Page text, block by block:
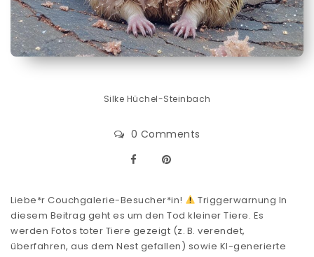
Silke Hüchel-Steinbach
0 Comments
Liebe*r Couchgalerie-Besucher*in!
Triggerwarnung In
diesem Beitrag geht es um den Tod kleiner Tiere. Es
werden Fotos toter Tiere gezeigt (z. B. verendet,
überfahren, aus dem Nest gefallen) sowie KI-generierte